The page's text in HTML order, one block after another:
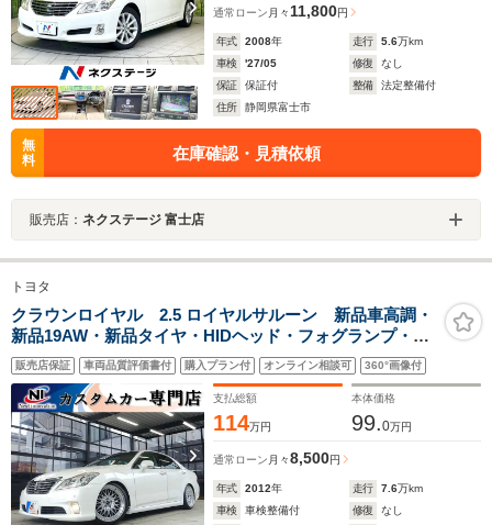
通常ローン 月々 11,800円
年式 2008年 走行 5.6万km
車検
'27/05 修復
なし
保証
保証付 整備
法定整備付
住所
静岡県富士市
無
料
在庫確認・見積依頼
販売店： ネクステージ 富士店
トヨタ
クラウンロイヤル 2.5 ロイヤルサルーン 新品車高調・
新品19AW・新品タイヤ・HIDヘッド・フォグランプ・純
正8インチマルチ・フルセグTV・Bluetoothオーディオ・
バックカメラ・ETC・オートクルーズ・コーナーセン
サ・パワーシート・電動チルトテレスコピック
販売店保証 車両品質評価書付 購入プラン付 オンライン相談可 360°画像付
支払総額
114万円
本体価格
99.0万円
通常ローン 月々8,500円
年式 2012年 走行 7.6万km
車検
車検整備付 修復 なし